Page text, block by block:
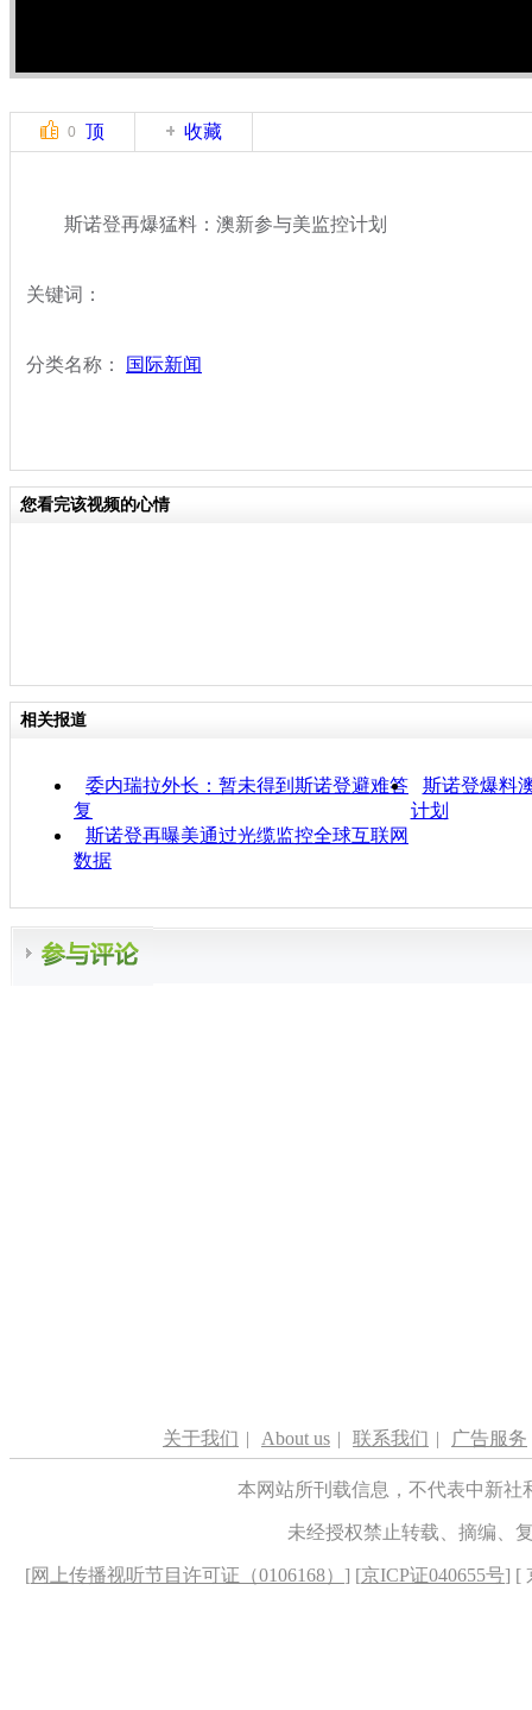
0 顶 收藏
斯诺登再爆猛料：澳新参与美监控计划
关键词：
分类名称： 国际新闻
您看完该视频的心情
相关报道
委内瑞拉外长：暂未得到斯诺登避难答
复
斯诺登爆料
计划
斯诺登再曝美通过光缆监控全球互联网
数据
关于我们 | About us | 联系我们 | 广告服务
本网站所刊载信息，不代表中新
未经授权禁止转载、摘编、
[网上传播视听节目许可证（0106168） ] [京ICP证040655号] [